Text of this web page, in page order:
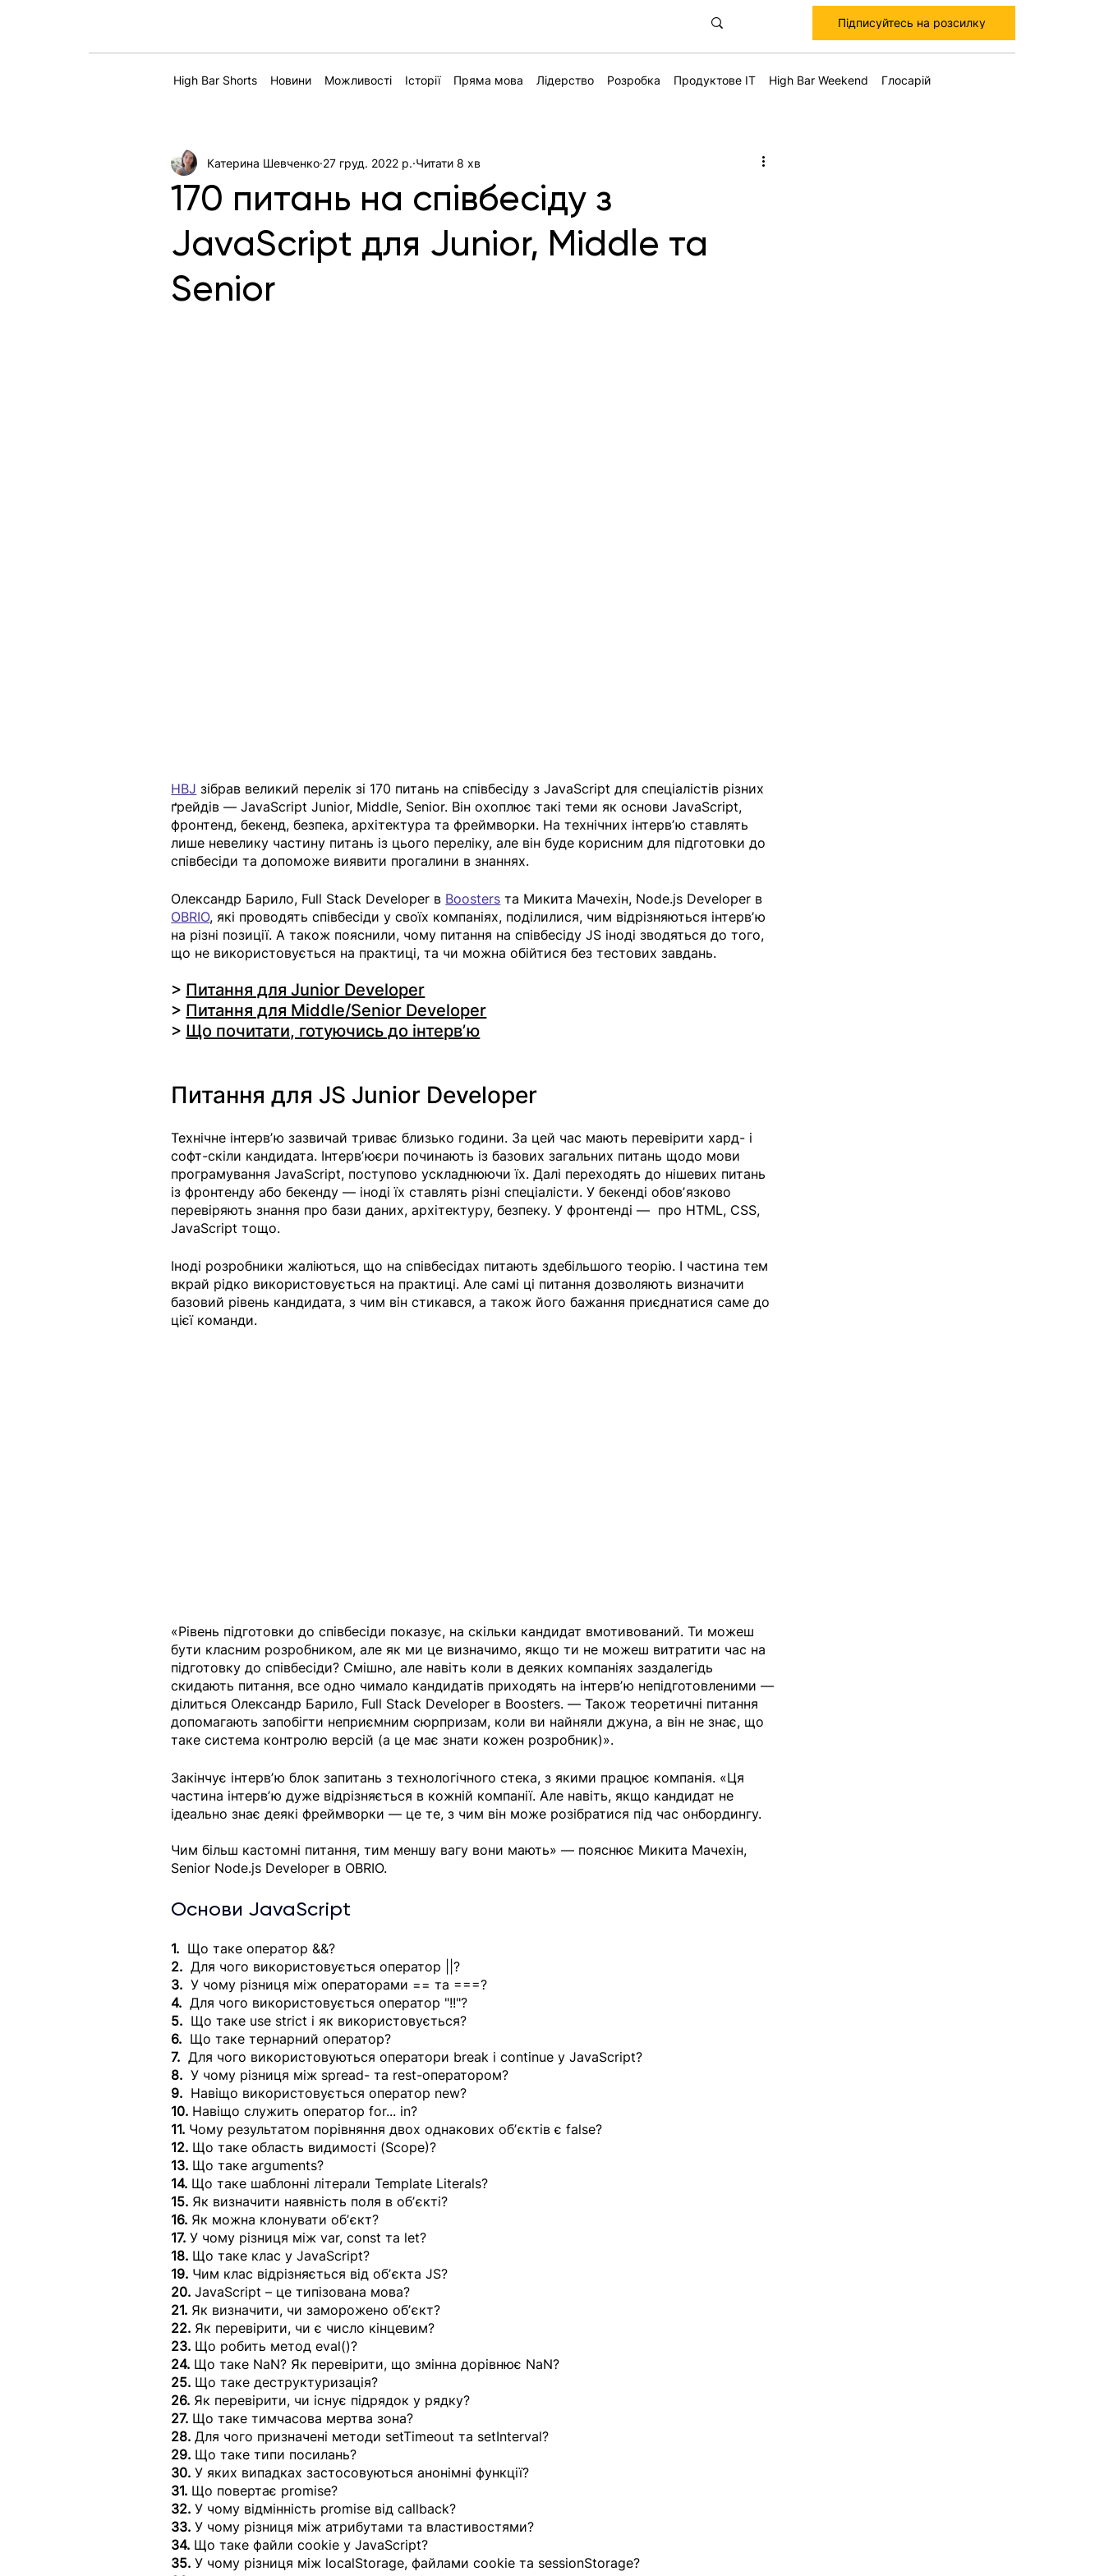
Підписуйтесь на розсилку
High Bar Shorts Новини Можливості Історії Пряма мова Лідерство Розробка Продуктове IT High Bar Weekend Глосарій
170 питань на співбесіду з
JavaScript для Junior, Middle та
Senior
Катерина Шевченко 27 груд. 2022 р. Читати 8 хв
HBJ зібрав великий перелік зі 170 питань на співбесіду з JavaScript для спеціалістів різних
ґрейдів — JavaScript Junior, Middle, Senior. Він охоплює такі теми як основи JavaScript,
фронтенд, бекенд, безпека, архітектура та фреймворки. На технічних інтервʼю ставлять
лише невелику частину питань із цього переліку, але він буде корисним для підготовки до
співбесіди та допоможе виявити прогалини в знаннях.
Олександр Барило, Full Stack Developer в Boosters та Микита Мачехін, Node.js Developer в
OBRIO, які проводять співбесіди у своїх компаніях, поділилися, чим відрізняються інтервʼю
на різні позиції. А також пояснили, чому питання на співбесіду JS іноді зводяться до того,
що не використовується на практиці, та чи можна обійтися без тестових завдань.
> Питання для Junior Developer
> Питання для Middle/Senior Developer
> Що почитати, готуючись до інтервʼю
Питання для JS Junior Developer
Технічне інтервʼю зазвичай триває близько години. За цей час мають перевірити хард- і
софт-скіли кандидата. Інтервʼюєри починають із базових загальних питань щодо мови
програмування JavaScript, поступово ускладнюючи їх. Далі переходять до нішевих питань
із фронтенду або бекенду — іноді їх ставлять різні спеціалісти. У бекенді обовʼязково
перевіряють знання про бази даних, архітектуру, безпеку. У фронтенді —  про HTML, CSS,
JavaScript тощо.
Іноді розробники жаліються, що на співбесідах питають здебільшого теорію. І частина тем
вкрай рідко використовується на практиці. Але самі ці питання дозволяють визначити
базовий рівень кандидата, з чим він стикався, а також його бажання приєднатися саме до
цієї команди.
«Рівень підготовки до співбесіди показує, на скільки кандидат вмотивований. Ти можеш
бути класним розробником, але як ми це визначимо, якщо ти не можеш витратити час на
підготовку до співбесіди? Смішно, але навіть коли в деяких компаніях заздалегідь
скидають питання, все одно чимало кандидатів приходять на інтервʼю непідготовленими —
ділиться Олександр Барило, Full Stack Developer в Boosters. — Також теоретичні питання
допомагають запобігти неприємним сюрпризам, коли ви найняли джуна, а він не знає, що
таке система контролю версій (а це має знати кожен розробник)».
Закінчує інтервʼю блок запитань з технологічного стека, з якими працює компанія. «Ця
частина інтервʼю дуже відрізняється в кожній компанії. Але навіть, якщо кандидат не
ідеально знає деякі фреймворки — це те, з чим він може розібратися під час онбордингу.
Чим більш кастомні питання, тим меншу вагу вони мають» — пояснює Микита Мачехін,
Senior Node.js Developer в OBRIO.
Основи JavaScript
1.
  Що таке оператор &&?
2.
  Для чого використовується оператор ||?
3.
  У чому різниця між операторами == та ===?
4.
  Для чого використовується оператор "!!"?
5.
  Що таке use strict і як використовується?
6.
  Що таке тернарний оператор?
7.
  Для чого використовуються оператори break і continue у JavaScript?
8.
  У чому різниця між spread- та rest-оператором?
9. Навіщо використовується оператор new?
10. Навіщо служить оператор for... in?
11. Чому результатом порівняння двох однакових обʼєктів є false?
12. Що таке область видимості (Scope)?
13. Що таке arguments?
14. Що таке шаблонні літерали Template Literals?
15. Як визначити наявність поля в обʼєкті?
16. Як можна клонувати обʼєкт?
17. У чому різниця між var, const та let?
18. Що таке клас у JavaScript?
19. Чим клас відрізняється від обʼєкта JS?
20. JavaScript – це типізована мова?
21. Як визначити, чи заморожено обʼєкт?
22. Як перевірити, чи є число кінцевим?
23. Що робить метод eval()?
24. Що таке NaN? Як перевірити, що змінна дорівнює NaN?
25. Що таке деструктуризація?
26. Як перевірити, чи існує підрядок у рядку?
27. Що таке тимчасова мертва зона?
28. Для чого призначені методи setTimeout та setInterval?
29. Що таке типи посилань?
30. У яких випадках застосовуються анонімні функції?
31. Що повертає promise?
32. У чому відмінність promise від callback?
33. У чому різниця між атрибутами та властивостями?
34. Що таке файли cookie у JavaScript?
35. У чому різниця між localStorage, файлами cookie та sessionStorage?